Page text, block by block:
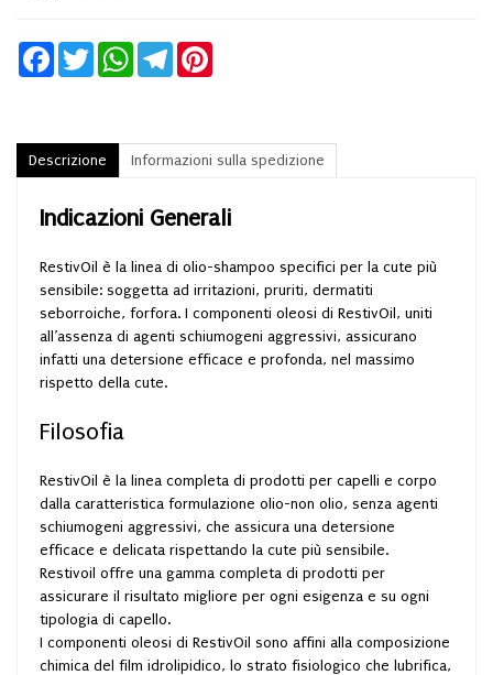
FacebookTwitter WhatsAppTelegram
Descrizione Informazioni sulla spedizione
Indicazioni Generali
RestivOil è la linea di olio-shampoo specifici per la cute più
sensibile: soggetta ad irritazioni, pruriti, dermatiti
seborroiche, forfora. I componenti oleosi di RestivOil, uniti
all’assenza di agenti schiumogeni aggressivi, assicurano
infatti una detersione efficace e profonda, nel massimo
rispetto della cute.
Filosofia
RestivOil è la linea completa di prodotti per capelli e corpo
dalla caratteristica formulazione olio-non olio, senza agenti
schiumogeni aggressivi, che assicura una detersione
efficace e delicata rispettando la cute più sensibile.
Restivoil offre una gamma completa di prodotti per
assicurare il risultato migliore per ogni esigenza e su ogni
tipologia di capello.
I componenti oleosi di RestivOil sono affini alla composizione
chimica del film idrolipidico, lo strato fisiologico che lubrifica,